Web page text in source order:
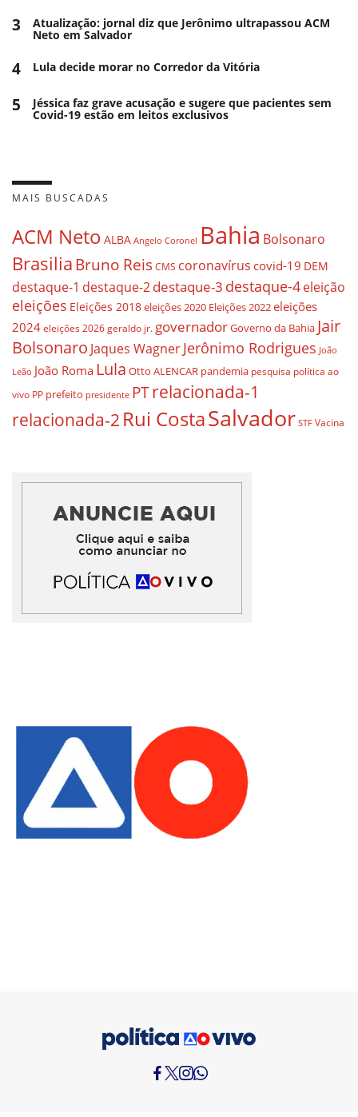
3 Atualização: jornal diz que Jerônimo ultrapassou ACM
Neto em Salvador
4 Lula decide morar no Corredor da Vitória
5 Jéssica faz grave acusação e sugere que pacientes sem
Covid-19 estão em leitos exclusivos
MAIS BUSCADAS
ACM Neto ALBA Angelo Coronel Bahia Bolsonaro
BrasiliaBruno ReisCMS coronavírus covid-19 DEM
destaque-1 destaque-2destaque-3 destaque-4eleição
eleições Eleições 2018eleições 2020 Eleições 2022eleições
2024 eleições 2026 geraldo jr. governadorGoverno da Bahia Jair
Bolsonaro Jaques WagnerJerônimo Rodrigues João
Leão João Roma Lula Otto ALENCAR pandemia pesquisa política ao
vivo PP prefeito presidente PTrelacionada-1
relacionada-2 Rui CostaSalvador STF Vacina